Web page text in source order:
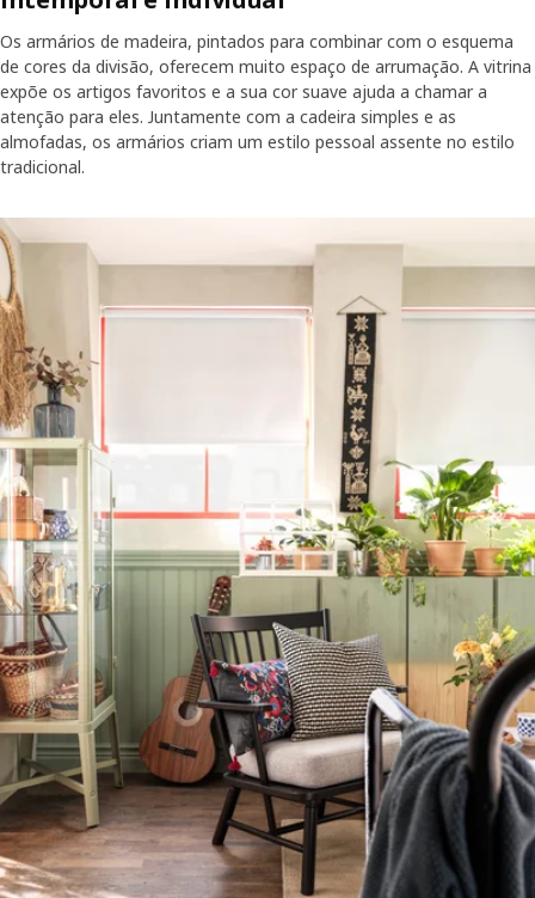
Os armários de madeira, pintados para combinar com o esquema
de cores da divisão, oferecem muito espaço de arrumação. A vitrina
expõe os artigos favoritos e a sua cor suave ajuda a chamar a
atenção para eles. Juntamente com a cadeira simples e as
almofadas, os armários criam um estilo pessoal assente no estilo
tradicional.